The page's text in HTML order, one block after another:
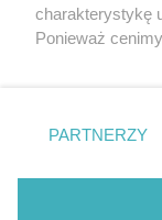
Aktualności
Tcz24
Historia
charakterystykę
Ponieważ
znajdujący się
przetwarzaniu.
PARTNERZY